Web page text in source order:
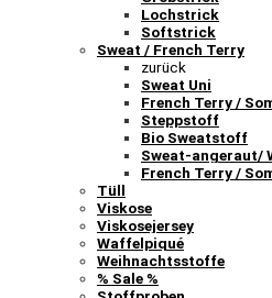
Lochstrick
Softstrick
Sweat / French Terry
zurück
Sweat Uni
French Terry /
Steppstoff
Bio Sweatstoff
Sweat-angeraut/
French Terry /
Tüll
Viskose
Viskosejersey
Waffelpiqué
Weihnachtsstoffe
% Sale %